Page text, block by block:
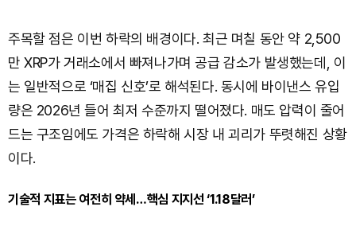
주목할 점은 이번 하락의 배경이다. 최근 며칠 동안 약 2,500
만 XRP가 거래소에서 빠져나가며 공급 감소가 발생했는데, 이
는 일반적으로 ‘매집 신호’로 해석된다. 동시에 바이낸스 유입
량은 2026년 들어 최저 수준까지 떨어졌다. 매도 압력이 줄어
드는 구조임에도 가격은 하락해 시장 내 괴리가 뚜렷해진 상황
이다.
기술적 지표는 여전히 약세…핵심 지지선 ‘1.18달러’